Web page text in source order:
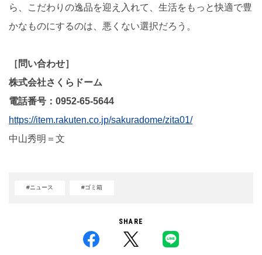
ら、こだわりの逸品を迎え入れて、生活をもっと快適で豊
かなものにするのは、悪くない選択だろう。
［問い合わせ］
株式会社さくらドーム
電話番号：0952-65-5644
https://item.rakuten.co.jp/sakuradome/zita01/
中山秀明＝文
#ニュース #ゴミ箱
SHARE